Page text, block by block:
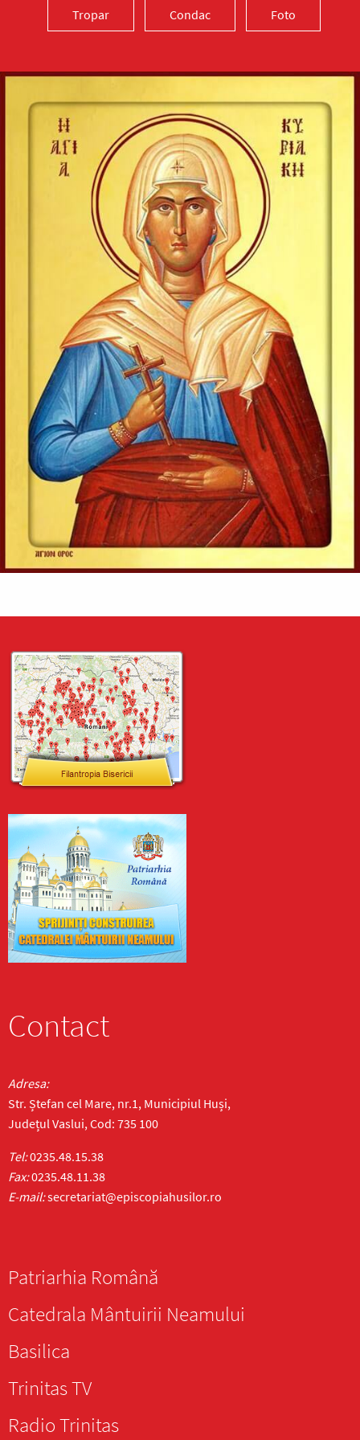
Tropar Condac Foto
Contact
Adresa:
Str. Ștefan cel Mare, nr.1, Municipiul Huși,
Județul Vaslui, Cod: 735 100
Tel:0235.48.15.38
Fax:0235.48.11.38
E-mail:secretariat@episcopiahusilor.ro
Patriarhia Română
Catedrala Mântuirii Neamului
Basilica
Trinitas TV
Radio Trinitas